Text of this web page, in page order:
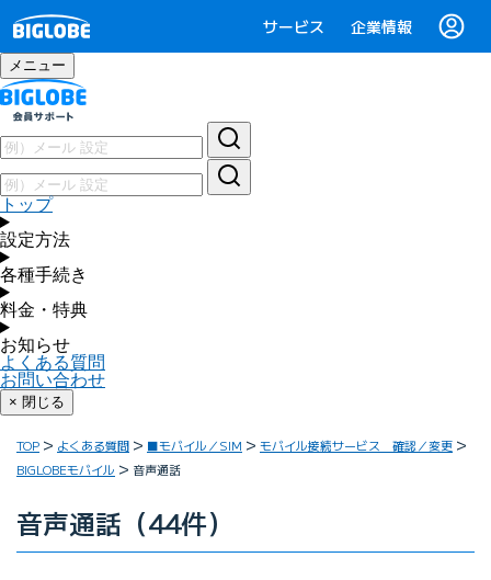
サービス 企業情報
メニュー
トップ
設定方法
各種手続き
料金・特典
お知らせ
よくある質問
お問い合わせ
× 閉じる
TOP よくある質問 ■モバイル／SIM
モバイル接続サービス 確認／変更
BIGLOBEモバイル
音声通話
音声通話（44件）